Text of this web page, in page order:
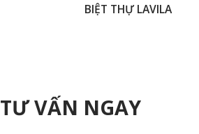
BIỆT THỰ LAVILA
TƯ VẤN NGAY